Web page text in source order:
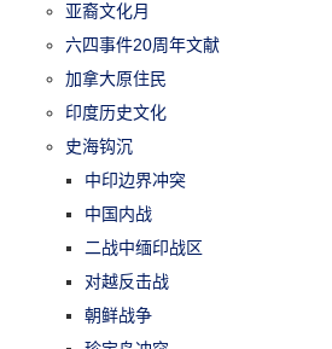
亚裔文化月
六四事件20周年文献
加拿大原住民
印度历史文化
史海钩沉
中印边界冲突
中国内战
二战中缅印战区
对越反击战
朝鲜战争